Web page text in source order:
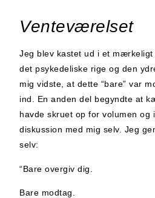
Venteværelset
Jeg blev kastet ud i et
det psykedeliske rige og den
mig vidste, at dette “bare” var
ind. En anden del begyndte at
havde skruet op for volumen og
diskussion med mig selv. Jeg
selv:
“Bare overgiv dig.
Bare modtag.